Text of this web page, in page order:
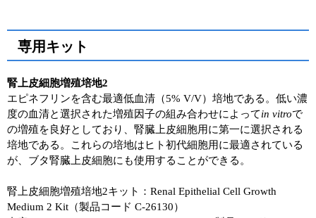
専用キット
腎上皮細胞増殖培地2
エピネフリンを含む最適低血清（5% V/V）培地である。低い濃
度の血清と選択された増殖因子の組み合わせによってin vitroで
の増殖を良好としており、腎臓上皮細胞用に第一に選択される
培地である。これらの培地はヒト初代細胞用に最適されている
が、ブタ腎臓上皮細胞にも使用することができる。
腎上皮細胞増殖培地2キット：Renal Epithelial Cell Growth
Medium 2 Kit（製品コード C-26130）